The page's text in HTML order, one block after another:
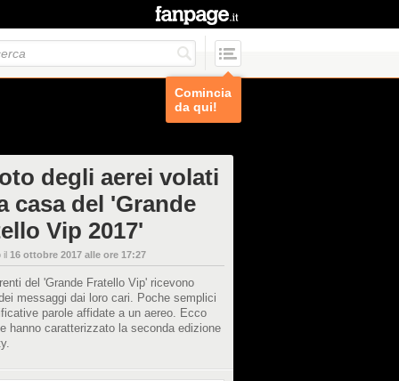
Comincia
da qui!
degli aerei volati
casa del 'Grande
Vip 2017'
il 16 ottobre 2017 alle ore 17:27
del 'Grande Fratello Vip' ricevono
messaggi dai loro cari. Poche semplici
parole affidate a un aereo. Ecco
hanno caratterizzato la seconda edizione